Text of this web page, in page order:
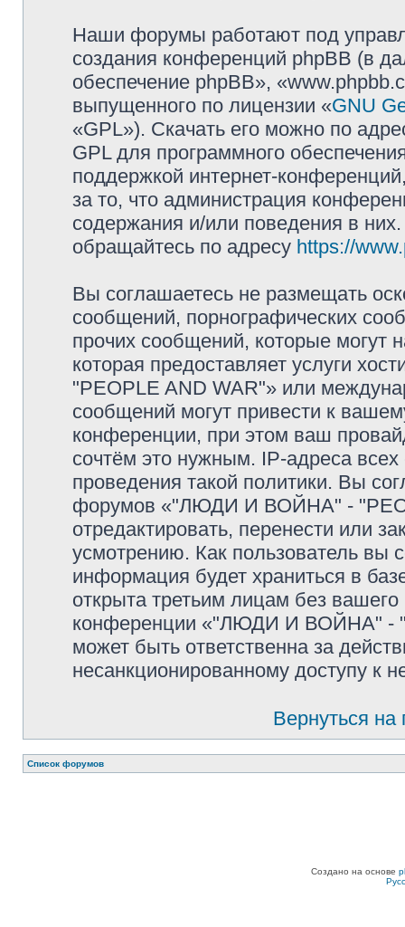
Наши форумы работают под
создания конференций phpBB (в
обеспечение phpBB»,
выпущенного по лицензии «GNU
«GPL»). Скачать его можно по
GPL для программного
поддержкой интернет-
за то, что администрация
содержания и/или поведения в
обращайтесь по адресу https://
Вы соглашаетесь не размещать
сообщений, порнографических
прочих сообщений, которые могут
которая предоставляет услуги
"PEOPLE AND WAR"» или
сообщений могут привести к
конференции, при этом ваш
сочтём это нужным. IP-адреса
проведения такой политики. Вы
форумов «"ЛЮДИ И ВОЙНА" -
отредактировать, перенести или
усмотрению. Как пользователь вы
информация будет храниться в
открыта третьим лицам без
конференции «"ЛЮДИ И ВОЙНА" -
может быть ответственна за
несанкционированному доступу к
Вернуться
Список форумов
Создано на основе